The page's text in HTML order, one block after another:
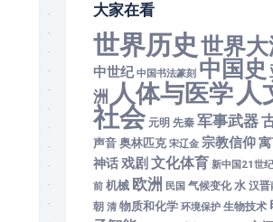
大家在看
世界历史 世界大
中世纪 中国书法篆刻 中国史
洲 人体与医学人
社会 元明 先秦 军事武器
声音 奥林匹克 宋辽金 宗教信仰
神话戏剧 文化体育 新中国21世
前 机械 欧洲 民国 气候变化 水 汉晋
朝 清 物质和化学 环境保护 生物技术